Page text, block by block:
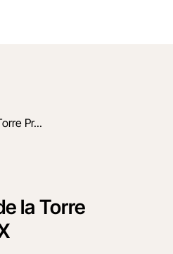
Pr...
la Torre